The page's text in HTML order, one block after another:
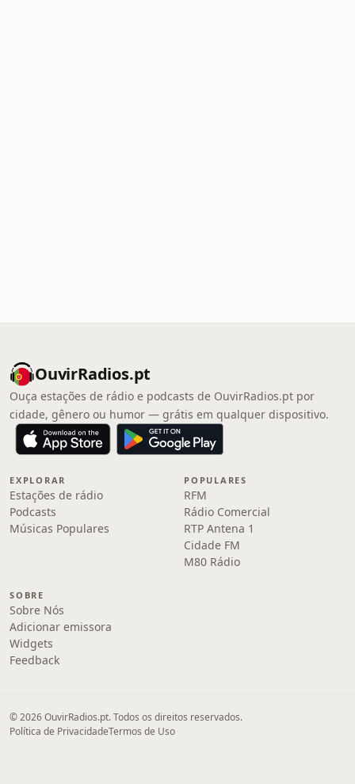
OuvirRadios.pt
Ouça estações de rádio e podcasts de OuvirRadios.pt por
cidade, gênero ou humor — grátis em qualquer dispositivo.
EXPLORAR
Estações de rádio
Podcasts
Músicas Populares
POPULARES
RFM
Rádio Comercial
RTP Antena 1
Cidade FM
M80 Rádio
SOBRE
Sobre Nós
Adicionar emissora
Widgets
Feedback
© 2026 OuvirRadios.pt. Todos os direitos reservados.
Política de PrivacidadeTermos de Uso